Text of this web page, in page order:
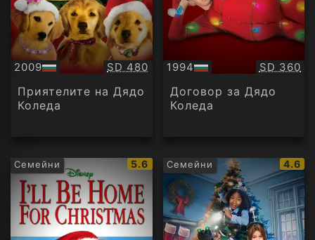
2009
БГ
аудио
Качество:
SD 480
Приятелите на Дядо
Коледа
1994
БГ
аудио
SD 360
Договор за Дядо
Коледа
Семейни
IMDb
рейтинг:
5.6 Семейни
IMDb
4.6